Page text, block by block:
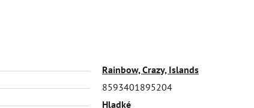
Rainbow, Crazy, Islands
8593401895204
Hladké